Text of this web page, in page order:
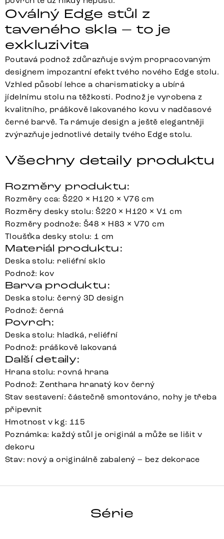
Oválný Edge stůl z
taveného skla – to je
exkluzivita
Poutavá podnož zdůrazňuje svým propracovaným
designem impozantní efekt tvého nového Edge stolu.
Vzhled působí lehce a charismaticky a ubírá
jídelnímu stolu na těžkosti. Podnož je vyrobena z
kvalitního, práškově lakovaného kovu v nadčasové
černé barvě. Ta rámuje design a ještě elegantněji
zvýrazňuje jednotlivé detaily tvého Edge stolu.
Všechny detaily produktu
Rozměry produktu:
Rozměry cca: Š220 × H120 × V76 cm
Rozměry desky stolu: Š220 × H120 × V1 cm
Rozměry podnože: Š48 × H83 × V70 cm
Tloušťka desky stolu: 1 cm
Materiál produktu:
Deska stolu: reliéfní sklo
Podnož: kov
Barva produktu:
Deska stolu: černý 3D design
Podnož: černá
Povrch:
Deska stolu: hladká, reliéfní
Podnož: práškově lakovaná
Další detaily:
Hrana stolu: rovná hrana
Podnož: Zenthara hranatý kov černý
Stav sestavení: částečně smontováno, nohy je třeba
připevnit
Hmotnost v kg: 115
Poznámka: každý stůl je originál a může se lišit v
dekoru
Stav: nový a originálně zabalený – bez dekorace
Série